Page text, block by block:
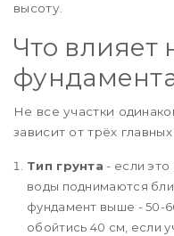
высоту.
Что влияет
Не все участки
зависит от трёх
Тип грунта - если это
воды поднимаются
фундамент выше - 50-
обойтись 40 см, если